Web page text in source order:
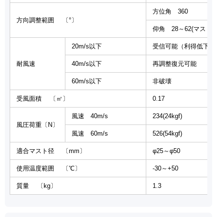
方向調整範囲 〔°〕
方位角 360
仰角 28～62(マスト
耐風速
20m/s以下 受信可能（利得低下
40m/s以下 再調整復元可能
60m/s以下 非破壊
受風面積 〔㎡〕 0.17
風圧荷重〔N〕
風速 40m/s 234(24kgf)
風速 60m/s 526(54kgf)
適合マスト径 〔mm〕 φ25～φ50
使用温度範囲 〔℃〕 -30～+50
質量 〔kg〕 1.3